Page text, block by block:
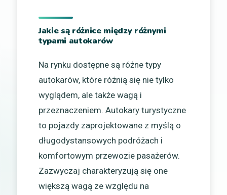
Jakie są różnice między różnymi
typami autokarów
Na rynku dostępne są różne typy
autokarów, które różnią się nie tylko
wyglądem, ale także wagą i
przeznaczeniem. Autokary turystyczne
to pojazdy zaprojektowane z myślą o
długodystansowych podróżach i
komfortowym przewozie pasażerów.
Zazwyczaj charakteryzują się one
większą wagą ze względu na